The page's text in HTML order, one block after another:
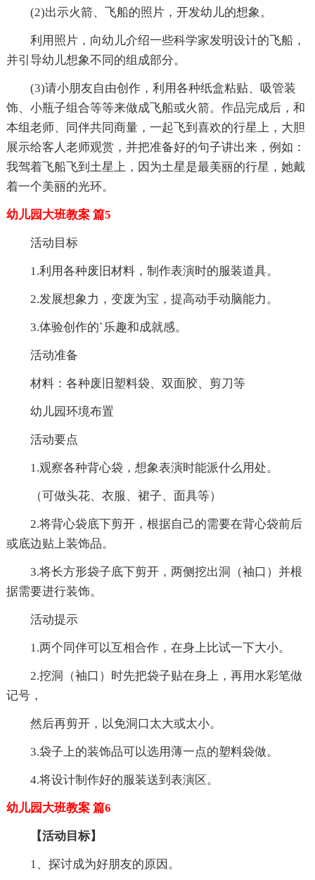
(2)出示火箭、飞船的照片，开发幼儿的想象。
利用照片，向幼儿介绍一些科学家发明设计的飞船，
并引导幼儿想象不同的组成部分。
(3)请小朋友自由创作，利用各种纸盒粘贴、吸管装
饰、小瓶子组合等等来做成飞船或火箭。作品完成后，和
本组老师、同伴共同商量，一起飞到喜欢的行星上，大胆
展示给客人老师观赏，并把准备好的句子讲出来，例如：
我驾着飞船飞到土星上，因为土星是最美丽的行星，她戴
着一个美丽的光环。
幼儿园大班教案 篇5
活动目标
1.利用各种废旧材料，制作表演时的服装道具。
2.发展想象力，变废为宝，提高动手动脑能力。
3.体验创作的`乐趣和成就感。
活动准备
材料：各种废旧塑料袋、双面胶、剪刀等
幼儿园环境布置
活动要点
1.观察各种背心袋，想象表演时能派什么用处。
（可做头花、衣服、裙子、面具等）
2.将背心袋底下剪开，根据自己的需要在背心袋前后
或底边贴上装饰品。
3.将长方形袋子底下剪开，两侧挖出洞（袖口）并根
据需要进行装饰。
活动提示
1.两个同伴可以互相合作，在身上比试一下大小。
2.挖洞（袖口）时先把袋子贴在身上，再用水彩笔做
记号，
然后再剪开，以免洞口太大或太小。
3.袋子上的装饰品可以选用薄一点的塑料袋做。
4.将设计制作好的服装送到表演区。
幼儿园大班教案 篇6
【活动目标】
1、探讨成为好朋友的原因。